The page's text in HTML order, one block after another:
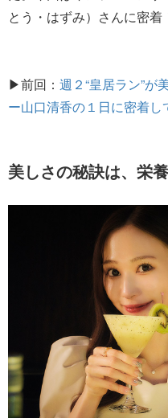
とう・はずみ）さんに密着
▶前回： 週２“皇居ラン”が
ー山口清香の１日に密着
美しさの秘訣は、栄